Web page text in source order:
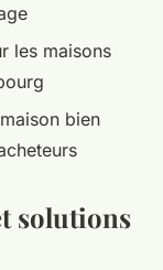
les maisons
bien
solutions